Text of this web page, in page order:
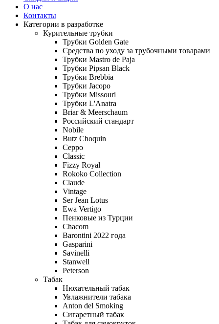
О нас
Контакты
Категории в разработке
Курительные трубки
Трубки Golden Gate
Средства по уходу за трубочными товарами
Трубки Mastro de Paja
Трубки Pipsan Black
Трубки Brebbia
Трубки Jacopo
Трубки Missouri
Трубки L'Anatra
Briar & Meerschaum
Российский стандарт
Nobile
Butz Choquin
Ceppo
Classic
Fizzy Royal
Rokoko Collection
Claude
Vintage
Ser Jean Lotus
Ewa Vertigo
Пенковые из Турции
Chacom
Barontini 2022 года
Gasparini
Savinelli
Stanwell
Peterson
Табак
Нюхательный табак
Увлажнители табака
Anton del Smoking
Сигаретный табак